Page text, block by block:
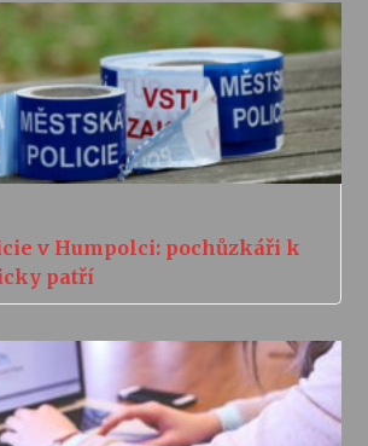
v Humpolci: pochůzkáři k
patří